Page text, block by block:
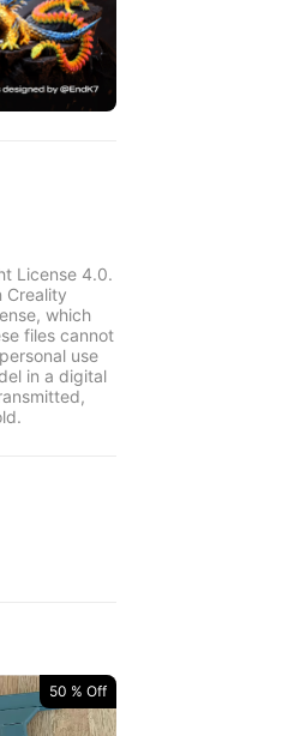
License 4.0.
Creality
which
files cannot
use
in a digital
50 % Off